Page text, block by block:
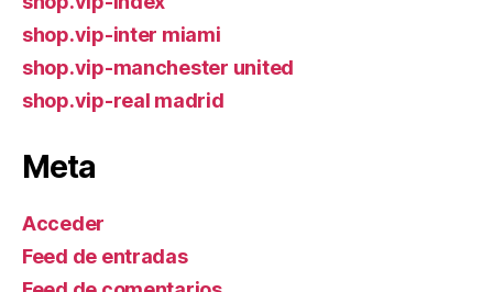
shop.vip-inter miami
shop.vip-manchester united
shop.vip-real madrid
Meta
Acceder
Feed de entradas